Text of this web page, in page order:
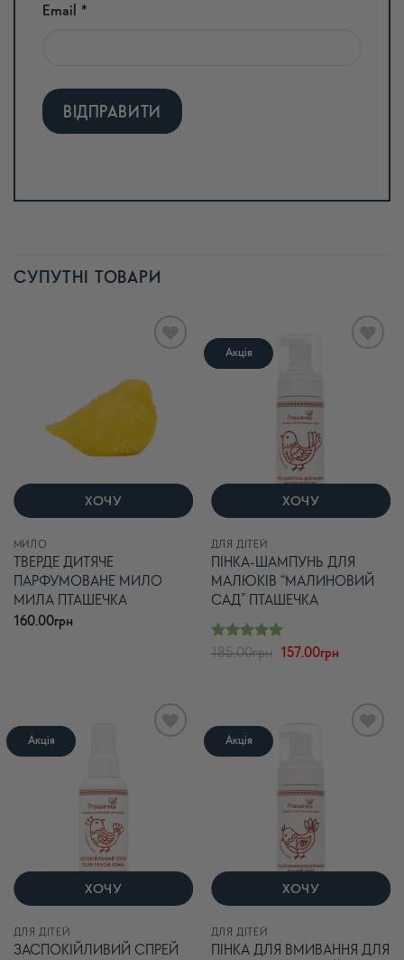
Email *
СУПУТНІ ТОВАРИ
ХОЧУ
список
бажань
МИЛО
ТВЕРДЕ ДИТЯЧЕ
ПАРФУМОВАНЕ МИЛО
МИЛА ПТАШЕЧКА
160.00грн
Акція
ХОЧУ
ДЛЯ ДІТЕЙ
ПІНКА-ШАМПУНЬ ДЛЯ
МАЛЮКІВ “МАЛИНОВИЙ
САД” ПТАШЕЧКА
Оцінено в
185.00грн Оригінальна
157.00грнПоточна
Акція
ХОЧУ
ДЛЯ ДІТЕЙ
ЗАСПОКІЙЛИВИЙ СПРЕЙ
Акція
ХОЧУ
ДЛЯ ДІТЕЙ
ПІНКА ДЛЯ ВМИВАННЯ ДЛЯ